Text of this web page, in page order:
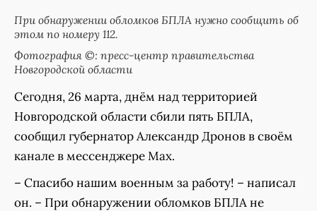
При обнаружении обломков БПЛА нужно сообщить об
этом по номеру 112.
Фотография ©: пресс-центр правительства
Новгородской области
Сегодня, 26 марта, днём над территорией
Новгородской области сбили пять БПЛА,
сообщил губернатор Александр Дронов в своём
канале в мессенджере Мах.
– Спасибо нашим военным за работу! – написал
он. – При обнаружении обломков БПЛА не